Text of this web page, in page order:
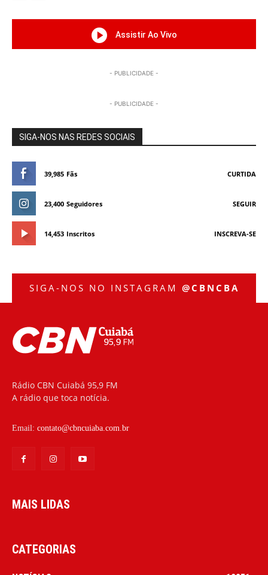
Assistir Ao Vivo
- PUBLICIDADE -
- PUBLICIDADE -
SIGA-NOS NAS REDES SOCIAIS
39,985 Fãs CURTIDA
23,400 Seguidores SEGUIR
14,453 Inscritos INSCREVA-SE
SIGA-NOS NO INSTAGRAM @CBNCBA
Rádio CBN Cuiabá 95,9 FM
A rádio que toca notícia.
Email: contato@cbncuiaba.com.br
MAIS LIDAS
CATEGORIAS